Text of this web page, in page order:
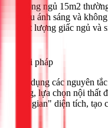
Phòng ngủ 15m2
thiếu ánh sáng và
chất lượng giấc ngủ và
Giải pháp
Áp dụng các nguyên
sáng, lựa chọn nội
"ăn gian" diện tích, tạo